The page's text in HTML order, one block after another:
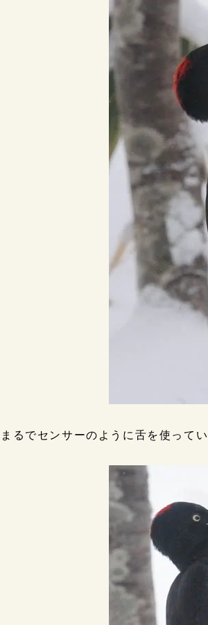
まるでセンサーのように舌を使って